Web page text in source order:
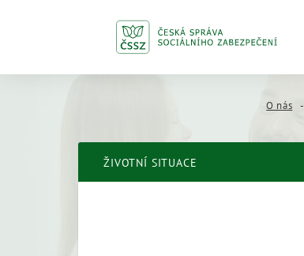
O nás
ŽIVOTNÍ SITUACE